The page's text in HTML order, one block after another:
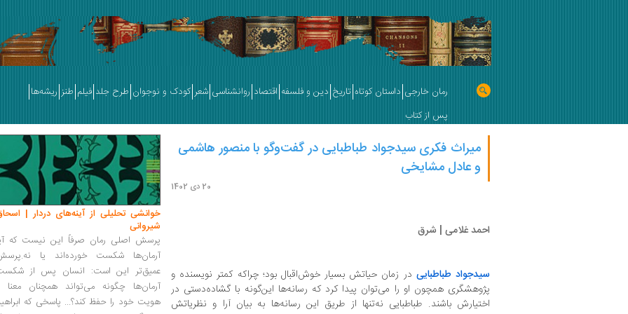
رمان خارجی داستان کوتاه تاریخ دین و فلسفه اقتصاد روانشناسی شعر کودک و نوجوان طرح جلد فیلم طنز ریشه‌ها
پس از کتاب
میراث فکری سید‌جواد طباطبایی در گفت‌وگو با منصور هاشمی
و عادل مشایخی
20 دی 1402
احمد غلامی | شرق
سیدجواد طباطبایی در زمان حیاتش بسیار خوش‌اقبال بود؛ چراکه کمتر نویسنده و
پژوهشگری همچون او را می‌توان پیدا کرد که رسانه‌ها این‌گونه با گشاده‌دستی در
اختیارش باشند. طباطبایی نه‌تنها از طریق این رسانه‌ها به بیان آرا و نظریاتش
خوانشی تحلیلی از آینه‌های دردار |
شیروانی
پرسش اصلی رمان صرفاً این نیست که
آرمان‌ها شکست خورده‌اند یا
عمیق‌تر این است: انسان پس از
آرمان‌ها چگونه می‌تواند همچنان معنا
هویت خود را حفظ کند؟... پاسخی که